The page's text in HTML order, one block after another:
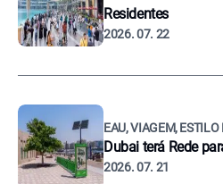
Residentes
2026. 07. 22
EAU, VIAGEM, ESTILO
Dubai terá Rede
2026. 07. 21